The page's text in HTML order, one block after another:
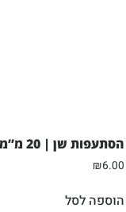
הסתעפות שן | 20 מ”מ
₪6.00
הוספה לסל